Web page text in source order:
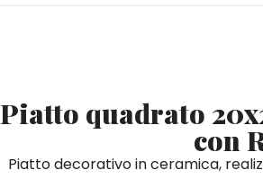
Piatto quadrato
con
Piatto decorativo in ceramica,